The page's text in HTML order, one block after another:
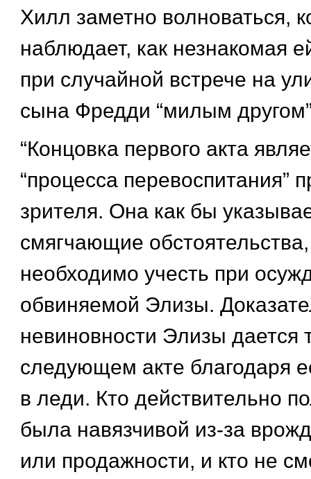
Хилл заметно волноваться,
наблюдает, как незнакомая
при случайной встрече на
сына Фредди “милым
“Концовка первого акта
“процесса перевоспитания”
зрителя. Она как бы
смягчающие
необходимо учесть при
обвиняемой Элизы.
невиновности Элизы дается
следующем акте благодаря
в леди. Кто действительно
была навязчивой из-за
или продажности, и кто не